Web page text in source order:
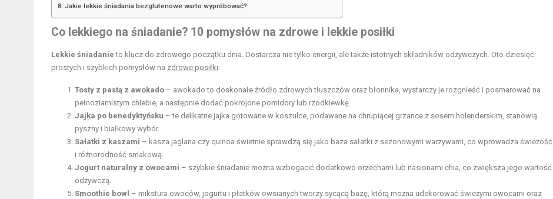
Jakie lekkie śniadania bezglutenowe warto wypróbować?
Co lekkiego na śniadanie? 10 pomysłów na zdrowe i lekkie posiłki
Lekkie śniadanie to klucz do zdrowego początku dnia. Dostarcza nie tylko energii, ale także istotnych składników odżywczych. Oto dziesięć
prostych i szybkich pomysłów na zdrowe posiłki:
Tosty z pastą z awokado – awokado to doskonałe źródło zdrowych tłuszczów oraz błonnika, wystarczy je rozgnieść i posmarować na
pełnoziarnistym chlebie, a następnie dodać pokrojone pomidory lub rzodkiewkę.
Jajka po benedyktyńsku – te delikatne jajka gotowane w koszulce, podawane na chrupiącej grzance z sosem holenderskim, stanowią
pyszny i białkowy wybór.
Sałatki z kaszami – kasza jaglana czy quinoa świetnie sprawdzą się jako baza sałatki z sezonowymi warzywami, co wprowadza świeżość
i różnorodność smakową.
Jogurt naturalny z owocami – szybkie śniadanie można wzbogacić dodatkowo orzechami lub nasionami chia, co zwiększa jego wartość
odżywczą.
Smoothie bowl – mikstura owoców, jogurtu i płatków owsianych tworzy sycącą bazę, którą można udekorować świeżymi owocami oraz